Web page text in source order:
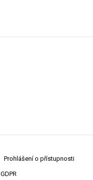
Prohlášení o přístupnosti
GDPR